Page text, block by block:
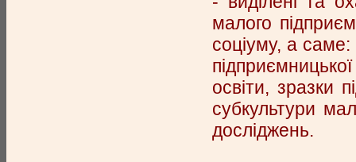
малого
соціуму, а саме:
освіти, зразки
субкультури
досліджень.